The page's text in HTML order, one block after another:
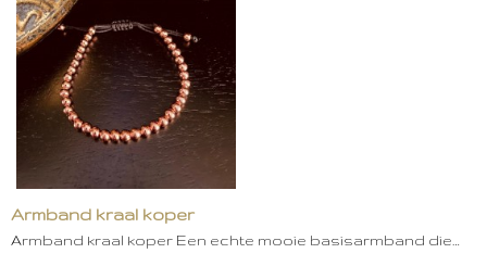
Armband kraal koper
Armband kraal koper Een echte mooie basisarmband die…